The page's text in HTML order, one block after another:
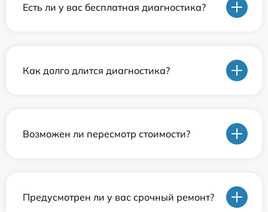
Есть ли у вас бесплатная диагностика?
Как долго длится диагностика?
Возможен ли пересмотр стоимости?
Предусмотрен ли у вас срочный ремонт?